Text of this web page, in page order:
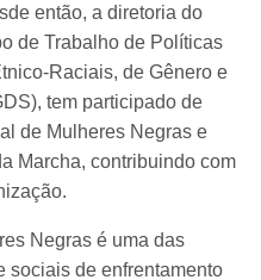
então, a diretoria do
de Trabalho de Políticas
Raciais, de Gênero e
tem participado de
de Mulheres Negras e
Marcha, contribuindo com
Negras é uma das
sociais de enfrentamento